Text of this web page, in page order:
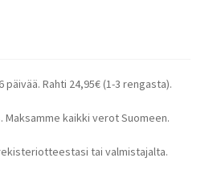
Rahti 24,95€ (1-3 rengasta).
kaikki verot Suomeen.
tai valmistajalta.